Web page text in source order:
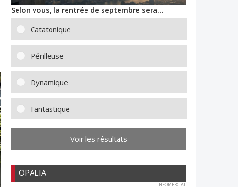
Selon vous, la rentrée de septembre sera…
Catatonique
Périlleuse
Dynamique
Fantastique
Voir les résultats
OPALIA
INFOMERCIAL